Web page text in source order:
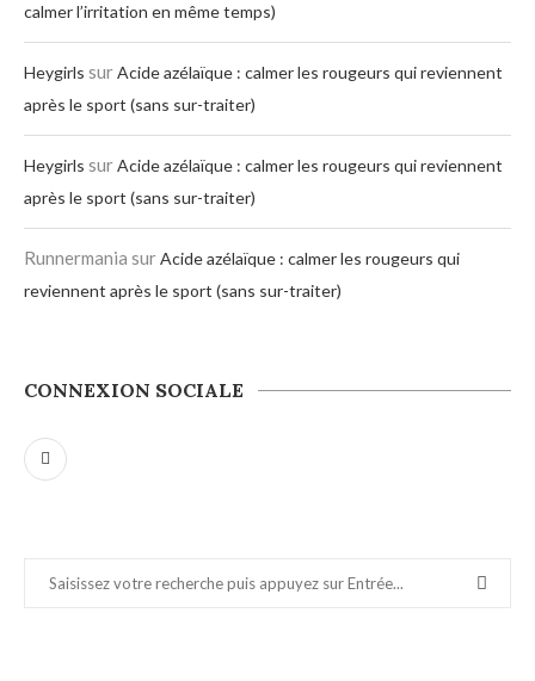
calmer l’irritation en même temps)
Heygirls surAcide azélaïque : calmer les rougeurs qui reviennent
après le sport (sans sur-traiter)
Heygirls surAcide azélaïque : calmer les rougeurs qui reviennent
après le sport (sans sur-traiter)
Runnermania surAcide azélaïque : calmer les rougeurs qui
reviennent après le sport (sans sur-traiter)
CONNEXION SOCIALE